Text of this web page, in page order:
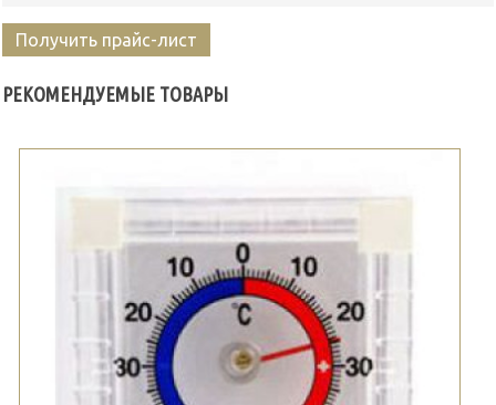
Получить прайс-лист
РЕКОМЕНДУЕМЫЕ ТОВАРЫ